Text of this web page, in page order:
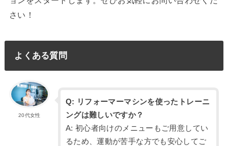
さい！
よくある質問
20代女性
Q: リフォーマーマシンを使ったトレーニ
ングは難しいですか？
A: 初心者向けのメニューもご用意してい
るため、運動が苦手な方でも安心してご